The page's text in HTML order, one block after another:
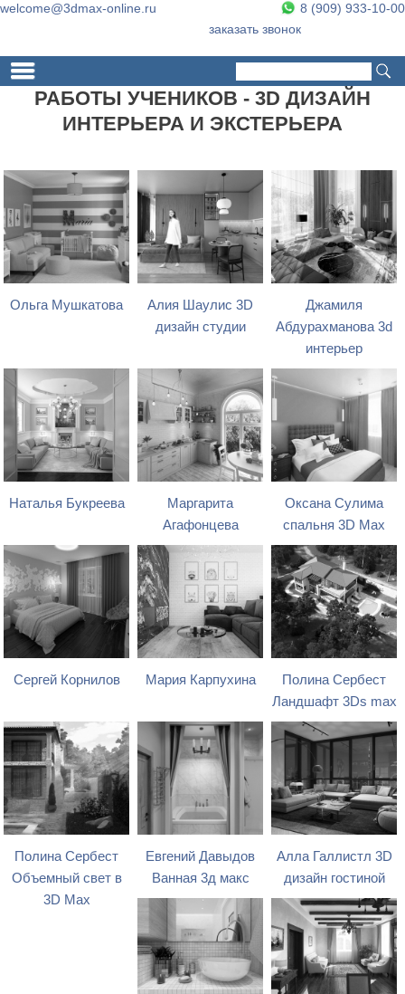
welcome@3dmax-online.ru
8 (909) 933-10-00
заказать звонок
РАБОТЫ УЧЕНИКОВ - 3D ДИЗАЙН
ИНТЕРЬЕРА И ЭКСТЕРЬЕРА
Ольга Мушкатова
Алия Шаулис 3D
дизайн студии
Джамиля
Абдурахманова 3d
интерьер
Наталья Букреева
Маргарита
Агафонцева
Оксана Сулима
спальня 3D Max
Сергей Корнилов Мария Карпухина
Полина Сербест
Ландшафт 3Ds max
Полина Сербест
Объемный свет в
3D Max
Евгений Давыдов
Ванная 3д макс
Алла Галлистл 3D
дизайн гостиной